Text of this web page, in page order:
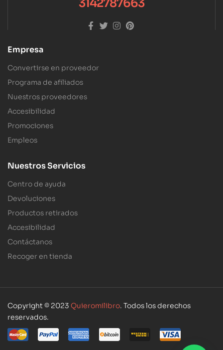
3142787663
Empresa
Convertirse en proveedor
Programa de afiliados
Nuestros proveedores
Accesibilidad
Promociones
Empleos
Nuestros Servicios
Centro de ayuda
Devoluciones
Productos retirados
Accesibilidad
Contáctanos
Recoger en tienda
Copyright © 2023 Quieromilibro. Todos los derechos
reservados.